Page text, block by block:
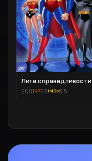
Лига справедливости
2001 7.6 8.5